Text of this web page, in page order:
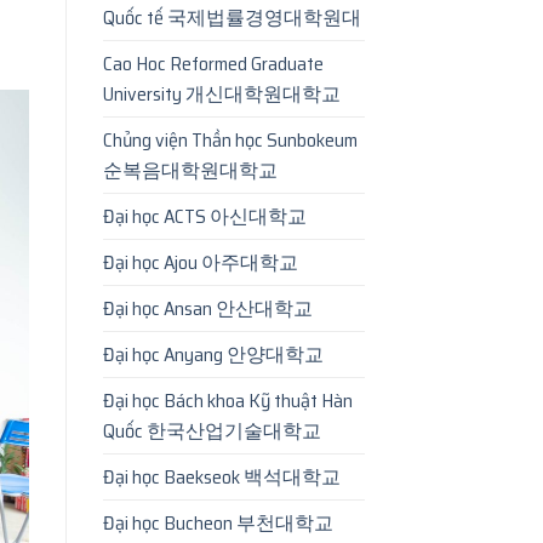
Quốc tế 국제법률경영대학원대
Cao Hoc Reformed Graduate
University 개신대학원대학교
Chủng viện Thần học Sunbokeum
순복음대학원대학교
Đại học ACTS 아신대학교
Đại học Ajou 아주대학교
Đại học Ansan 안산대학교
Đại học Anyang 안양대학교
Đại học Bách khoa Kỹ thuật Hàn
Quốc 한국산업기술대학교
Đại học Baekseok 백석대학교
Đại học Bucheon 부천대학교